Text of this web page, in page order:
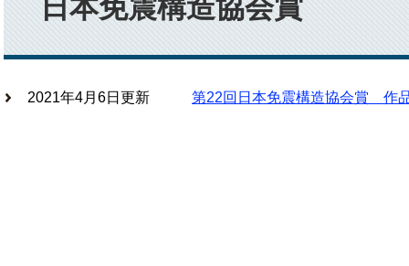
日本免震構造協会賞
2021年4月6日更新 第22回日本免震構造協会賞 作